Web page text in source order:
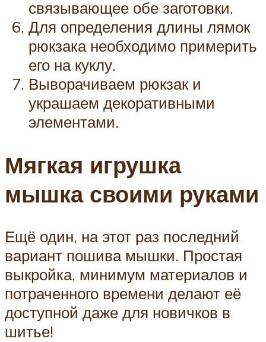
связывающее обе заготовки.
Для определения длины лямок
рюкзака необходимо примерить
его на куклу.
Выворачиваем рюкзак и
украшаем декоративными
элементами.
Мягкая игрушка
мышка своими руками
Ещё один, на этот раз последний
вариант пошива мышки. Простая
выкройка, минимум материалов и
потраченного времени делают её
доступной даже для новичков в
шитье!